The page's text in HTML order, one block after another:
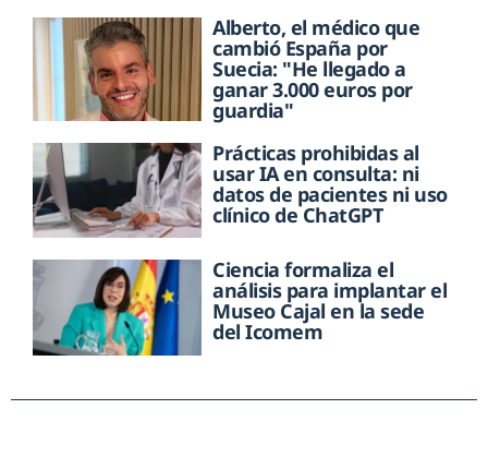
Alberto, el médico que
cambió España por
Suecia: "He llegado a
ganar 3.000 euros por
guardia"
Prácticas prohibidas al
usar IA en consulta: ni
datos de pacientes ni uso
clínico de ChatGPT
Ciencia formaliza el
análisis para implantar el
Museo Cajal en la sede
del Icomem